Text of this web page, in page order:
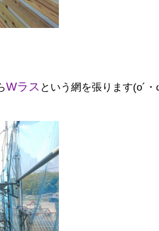
Wラス という網を張ります(o´